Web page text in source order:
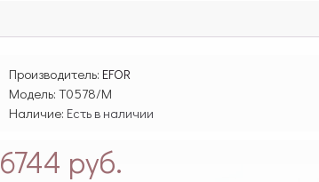
Производитель: EFOR
Модель: T0578/M
Наличие: Есть в наличии
6744 руб.